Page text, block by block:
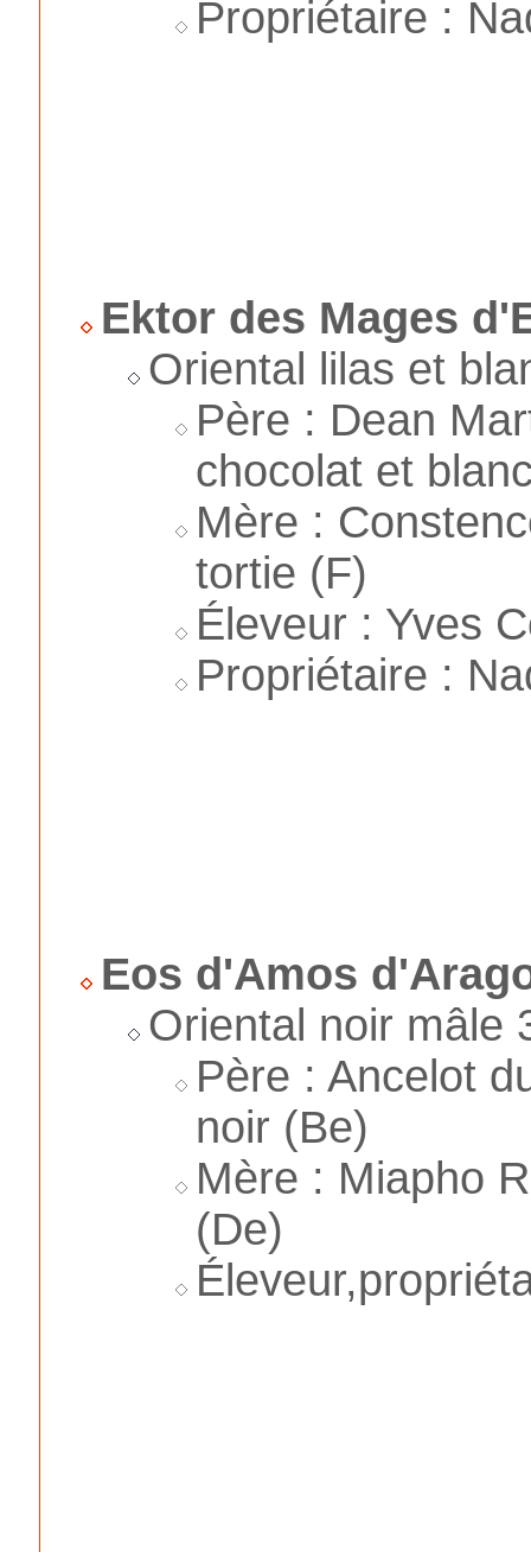
Propriétaire :
Ektor des Mages
Oriental lilas et
Père : Dean
chocolat et
Mère :
tortie (F)
Éleveur : Yves
Propriétaire :
Eos d'Amos
Oriental noir mâle
Père : Ancelot
noir (Be)
Mère : Miapho
(De)